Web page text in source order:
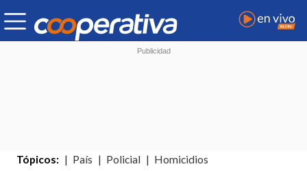
Tópicos: País Policial Homicidios